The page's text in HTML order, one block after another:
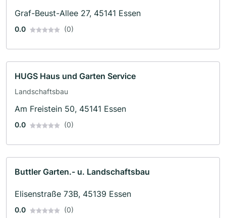
Graf-Beust-Allee 27, 45141 Essen
0.0 (0)
HUGS Haus und Garten Service
Landschaftsbau
Am Freistein 50, 45141 Essen
0.0 (0)
Buttler Garten.- u. Landschaftsbau
Elisenstraße 73B, 45139 Essen
0.0 (0)